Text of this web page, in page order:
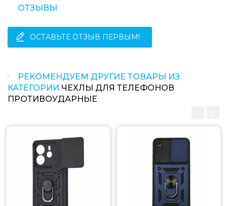
ОТЗЫВЫ
ОСТАВЬТЕ ОТЗЫВ ПЕРВЫМ!
РЕКОМЕНДУЕМ ДРУГИЕ ТОВАРЫ ИЗ
КАТЕГОРИИ ЧЕХЛЫ ДЛЯ ТЕЛЕФОНОВ
ПРОТИВОУДАРНЫЕ